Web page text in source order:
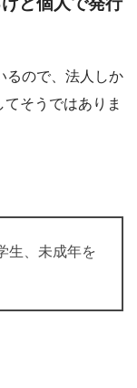
るので、法人しか
そうではありま
生、未成年を